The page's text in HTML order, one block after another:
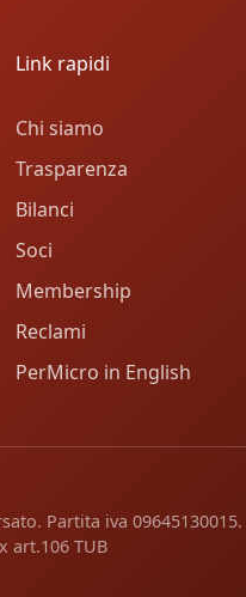
Link rapidi
Chi siamo
Trasparenza
Bilanci
Soci
Membership
Reclami
PerMicro in English
Partita iva 09645130015.
art.106 TUB